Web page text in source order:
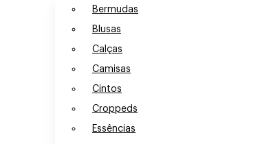
Bermudas
Blusas
Calças
Camisas
Cintos
Croppeds
Essências